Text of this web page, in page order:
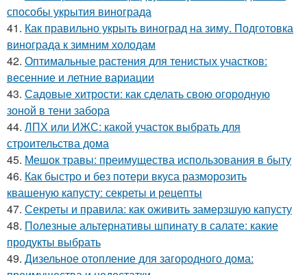
способы укрытия винограда
41. Как правильно укрыть виноград на зиму. Подготовка
винограда к зимним холодам
42. Оптимальные растения для тенистых участков:
весенние и летние вариации
43. Садовые хитрости: как сделать свою огородную
зоной в тени забора
44. ЛПХ или ИЖС: какой участок выбрать для
строительства дома
45. Мешок травы: преимущества использования в быту
46. Как быстро и без потери вкуса разморозить
квашеную капусту: секреты и рецепты
47. Секреты и правила: как оживить замерзшую капусту
48. Полезные альтернативы шпинату в салате: какие
продукты выбрать
49. Дизельное отопление для загородного дома: